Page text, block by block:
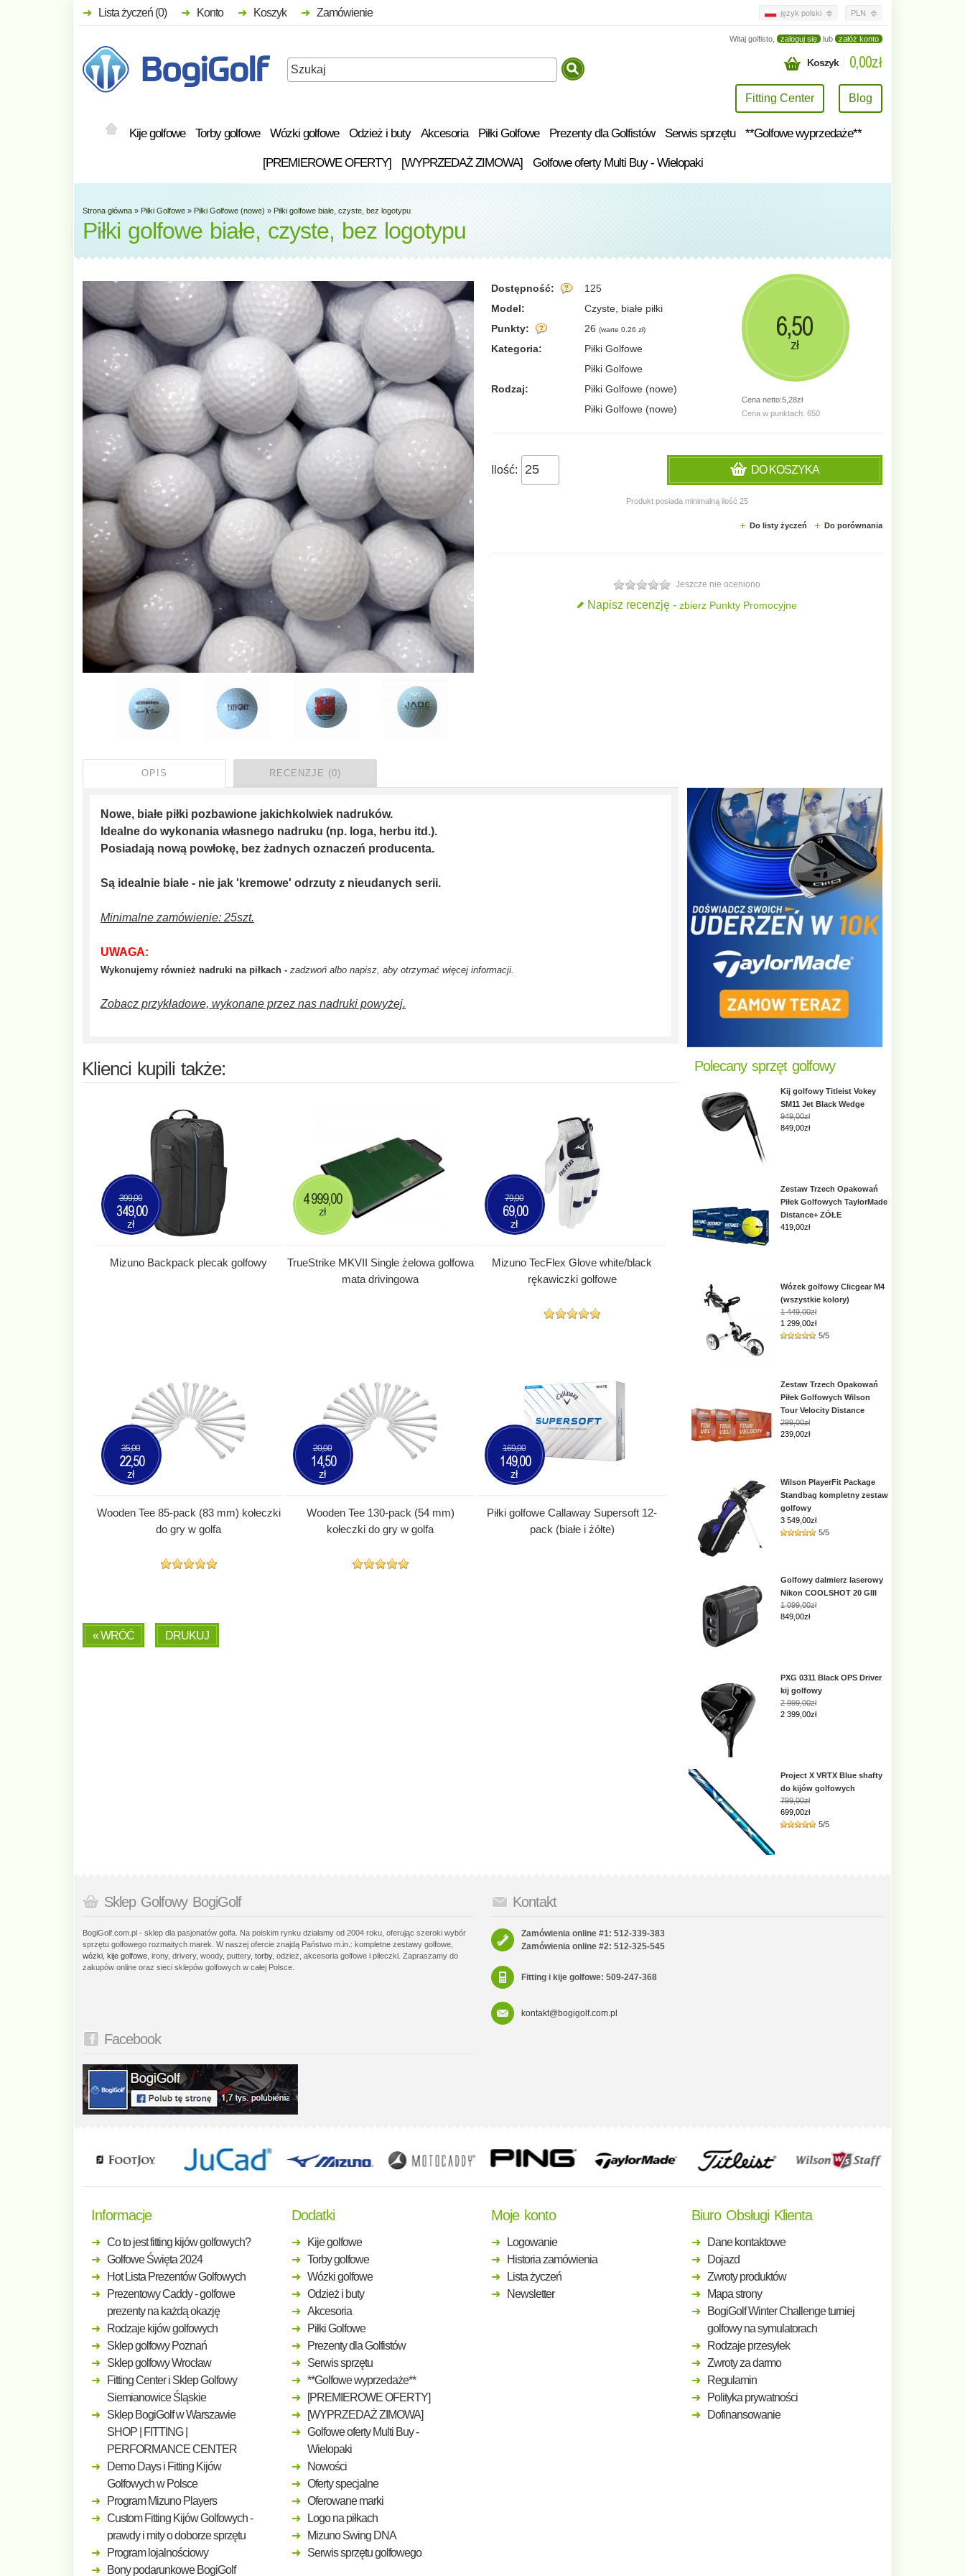
Witaj golfisto, zaloguj się lub załóż konto
Koszyk 0,00zł
Fitting Center Blog
Kije golfowe Torby golfowe Wózki golfowe Odzież i buty Akcesoria Piłki Golfowe Prezenty dla Golfistów Serwis sprzętu **Golfowe wyprzedaże**
[PREMIEROWE OFERTY] [WYPRZEDAŻ ZIMOWA] Golfowe oferty Multi Buy - Wielopaki
Lista życzeń (0) Konto Koszyk Zamówienie język polski PLN
Strona główna » Piłki Golfowe » Piłki Golfowe (nowe) » Piłki golfowe białe, czyste, bez logotypu
Piłki golfowe białe, czyste, bez logotypu
Dostępność:
125
Model:
Czyste, białe piłki
Punkty:
26 (warte 0.26 zł)
Kategoria:
Piłki Golfowe
Piłki Golfowe
Rodzaj:
Piłki Golfowe (nowe)
Piłki Golfowe (nowe)
Cena netto:5,28zł
Cena w punktach: 650
6,50
zł
Ilość: DO KOSZYKA
Produkt posiada minimalną ilość 25
Do listy życzeń Do porównania
Jeszcze nie oceniono
Napisz recenzję - zbierz Punkty Promocyjne
OPIS RECENZJE (0)
Nowe, białe piłki pozbawione jakichkolwiek nadruków.
Idealne do wykonania własnego nadruku (np. loga, herbu itd.).
Posiadają nową powłokę, bez żadnych oznaczeń producenta.
Są idealnie białe - nie jak 'kremowe' odrzuty z nieudanych serii.
Minimalne zamówienie: 25szt.
UWAGA:
Wykonujemy również nadruki na piłkach - zadzwoń albo napisz, aby otrzymać więcej informacji.
Zobacz przykładowe, wykonane przez nas nadruki powyżej.
Klienci kupili także:
Mizuno Backpack plecak golfowy
399,00
349,00
zł
TrueStrike MKVII Single żelowa golfowa
mata drivingowa
4 999,00
zł
Mizuno TecFlex Glove white/black
rękawiczki golfowe
79,00
69,00
zł
Wooden Tee 85-pack (83 mm) kołeczki
do gry w golfa
35,00
22,50
zł
Wooden Tee 130-pack (54 mm)
kołeczki do gry w golfa
20,00
14,50
zł
Piłki golfowe Callaway Supersoft 12-
pack (białe i żółte)
169,00
149,00
zł
« WRÓĆ DRUKUJ
Polecany sprzęt golfowy
Kij golfowy Titleist Vokey
SM11 Jet Black Wedge
949,00zł
849,00zł
Zestaw Trzech Opakowań
Piłek Golfowych TaylorMade
Distance+ ZÓŁE
419,00zł
Wózek golfowy Clicgear M4
(wszystkie kolory)
1 449,00zł
1 299,00zł
5/5
Zestaw Trzech Opakowań
Piłek Golfowych Wilson
Tour Velocity Distance
299,00zł
239,00zł
Wilson PlayerFit Package
Standbag kompletny zestaw
golfowy
3 549,00zł
5/5
Golfowy dalmierz laserowy
Nikon COOLSHOT 20 GIII
1 099,00zł
849,00zł
PXG 0311 Black OPS Driver
kij golfowy
2 999,00zł
2 399,00zł
Project X VRTX Blue shafty
do kijów golfowych
799,00zł
699,00zł
5/5
Sklep Golfowy BogiGolf
BogiGolf.com.pl - sklep dla pasjonatów golfa. Na polskim rynku działamy od 2004 roku, oferując szeroki wybór
sprzętu golfowego rozmaitych marek. W naszej ofercie znajdą Państwo m.in.: kompletne zestawy golfowe,
wózki kije golfowe , irony, drivery, woody, puttery, torby, odzież, akcesoria golfowe i piłeczki. Zapraszamy do
zakupów online oraz sieci sklepów golfowych w całej Polsce.
Kontakt
Zamówienia online #1: 512-339-383
Zamówienia online #2: 512-325-545
Fitting i kije golfowe: 509-247-368
kontakt@bogigolf.com.pl
Facebook
Informacje
Co to jest fitting kijów golfowych?
Golfowe Święta 2024
Hot Lista Prezentów Golfowych
Prezentowy Caddy - golfowe
prezenty na każdą okazję
Rodzaje kijów golfowych
Sklep golfowy Poznań
Sklep golfowy Wrocław
Fitting Center i Sklep Golfowy
Siemianowice Śląskie
Sklep BogiGolf w Warszawie
SHOP | FITTING |
PERFORMANCE CENTER
Demo Days i Fitting Kijów
Golfowych w Polsce
Program Mizuno Players
Custom Fitting Kijów Golfowych -
prawdy i mity o doborze sprzętu
Program lojalnościowy
Bony podarunkowe BogiGolf
Dodatki
Kije golfowe
Torby golfowe
Wózki golfowe
Odzież i buty
Akcesoria
Piłki Golfowe
Prezenty dla Golfistów
Serwis sprzętu
**Golfowe wyprzedaże**
[PREMIEROWE OFERTY]
[WYPRZEDAŻ ZIMOWA]
Golfowe oferty Multi Buy -
Wielopaki
Nowości
Oferty specjalne
Oferowane marki
Logo na piłkach
Mizuno Swing DNA
Serwis sprzętu golfowego
Moje konto
Logowanie
Historia zamówienia
Lista życzeń
Newsletter
Biuro Obsługi Klienta
Dane kontaktowe
Dojazd
Zwroty produktów
Mapa strony
BogiGolf Winter Challenge turniej
golfowy na symulatorach
Rodzaje przesyłek
Zwroty za darmo
Regulamin
Polityka prywatności
Dofinansowanie